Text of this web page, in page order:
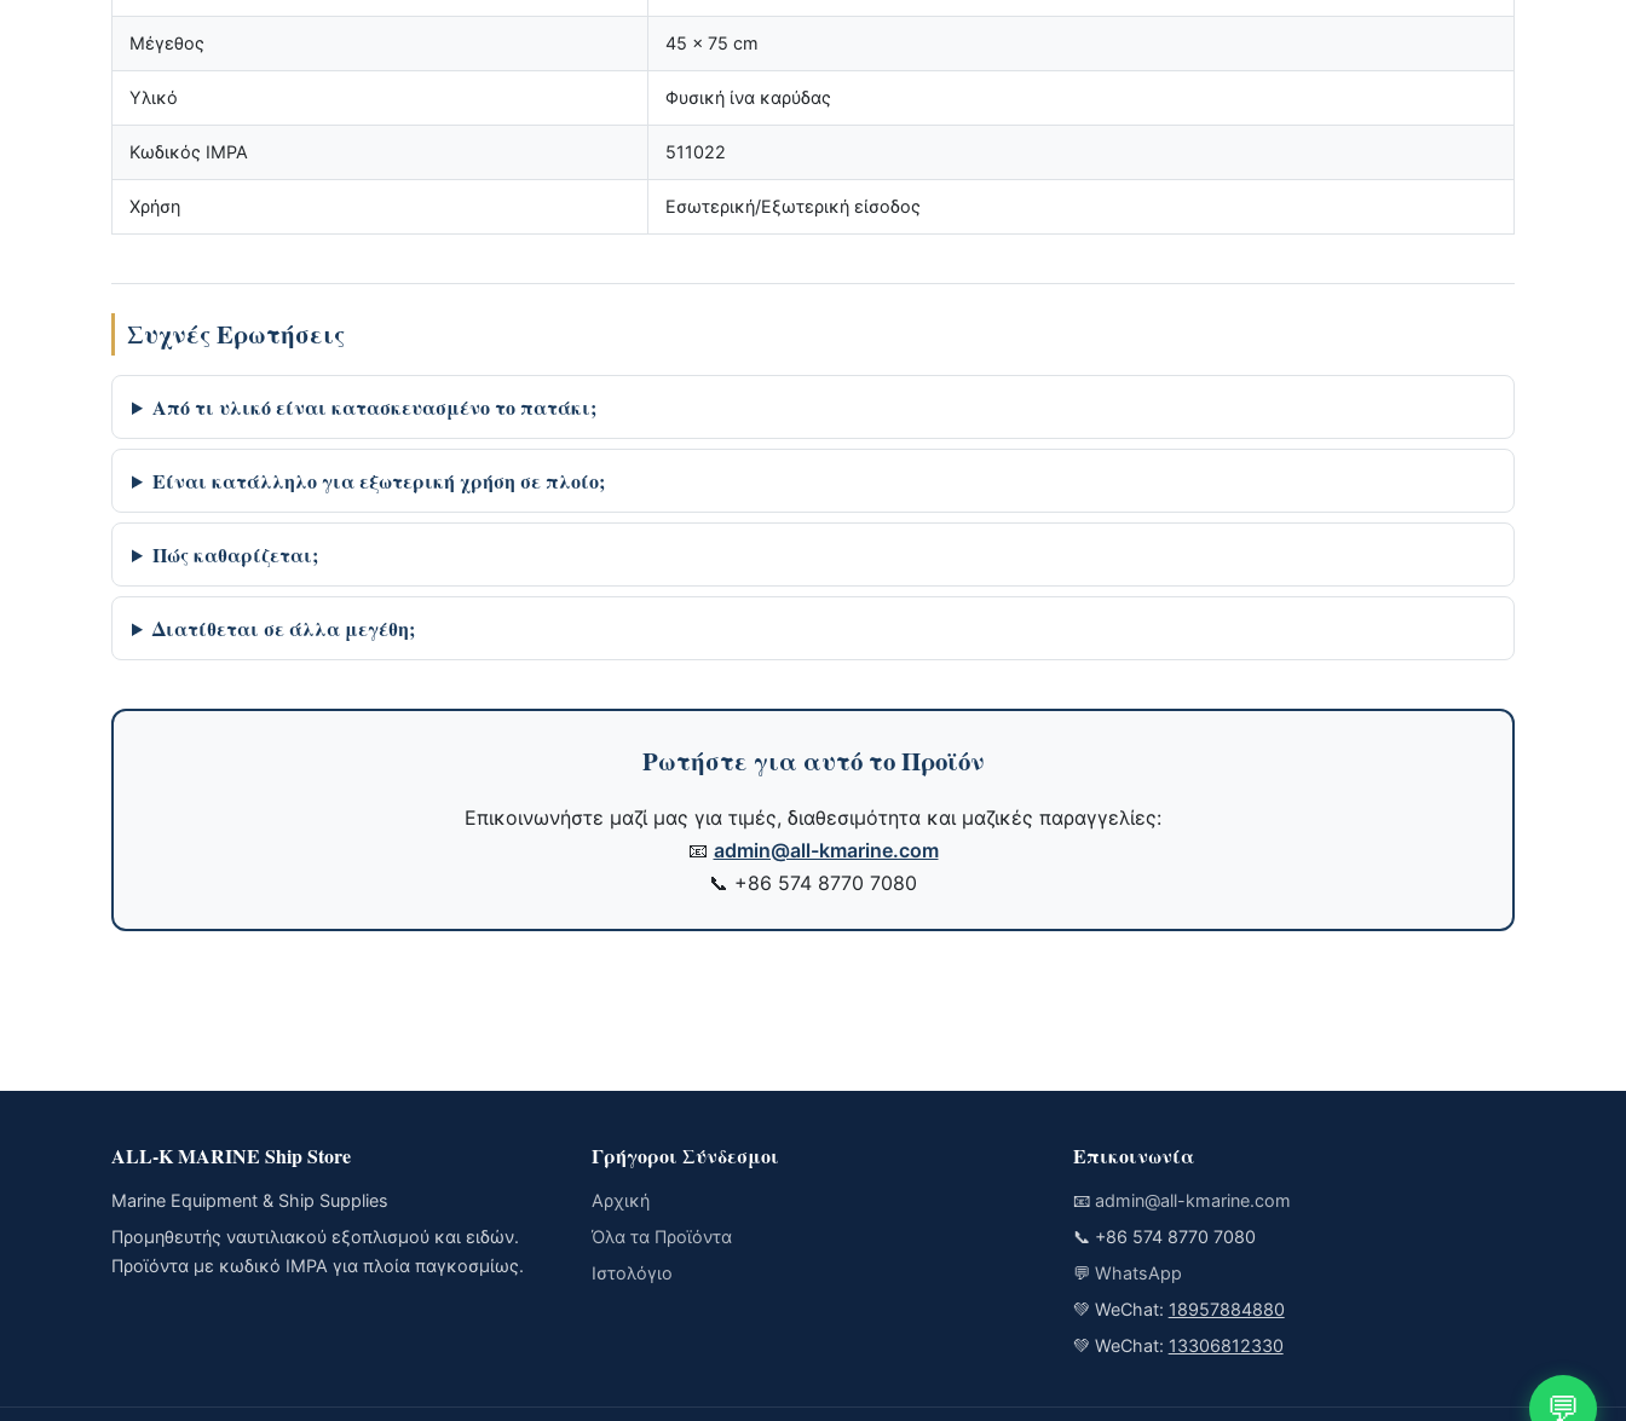
Μέγεθος 45 × 75 cm
Υλικό Φυσική ίνα καρύδας
Κωδικός IMPA 511022
Χρήση Εσωτερική/Εξωτερική είσοδος
Συχνές Ερωτήσεις
Από τι υλικό είναι κατασκευασμένο το πατάκι;
Είναι κατάλληλο για εξωτερική χρήση σε πλοίο;
Πώς καθαρίζεται;
Διατίθεται σε άλλα μεγέθη;
Ρωτήστε για αυτό το Προϊόν
Επικοινωνήστε μαζί μας για τιμές, διαθεσιμότητα και μαζικές παραγγελίες:
📧 admin@all-kmarine.com
📞 +86 574 8770 7080
ALL-K MARINE Ship Store
Marine Equipment & Ship Supplies
Προμηθευτής ναυτιλιακού εξοπλισμού και ειδών.
Προϊόντα με κωδικό IMPA για πλοία παγκοσμίως.
Γρήγοροι Σύνδεσμοι
Αρχική
Όλα τα Προϊόντα
Ιστολόγιο
Επικοινωνία
📧 admin@all-kmarine.com
📞 +86 574 8770 7080
💬 WhatsApp
💚 WeChat: 18957884880
💚 WeChat: 13306812330
💬